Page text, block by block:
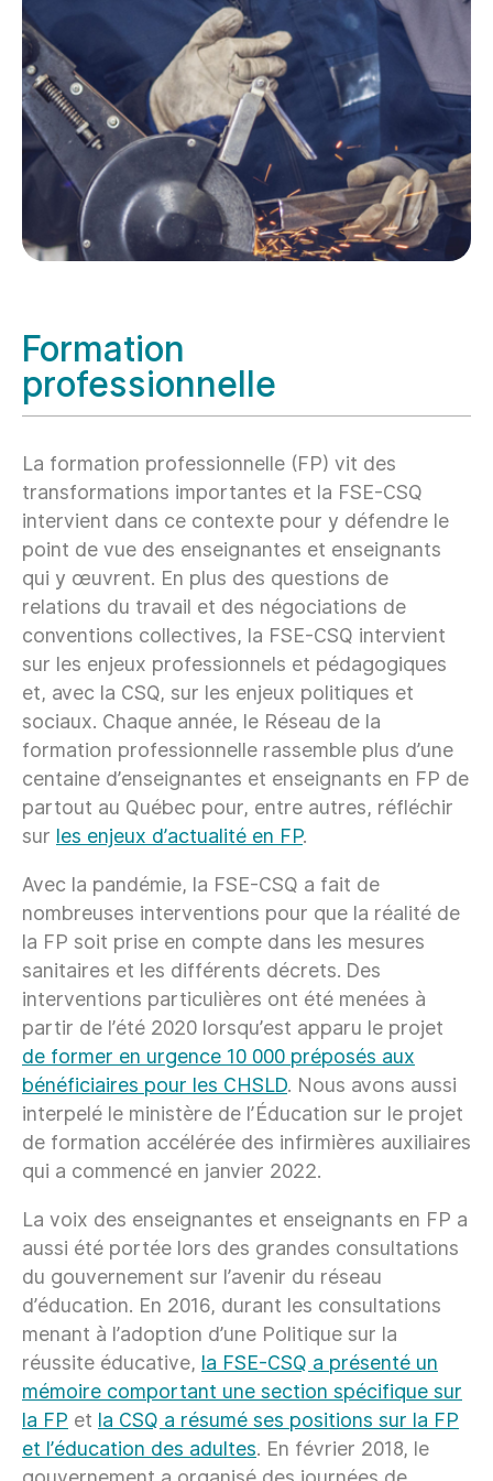
Formation
professionnelle
La formation professionnelle (FP) vit des
transformations importantes et la FSE-CSQ
intervient dans ce contexte pour y défendre le
point de vue des enseignantes et enseignants
qui y œuvrent. En plus des questions de
relations du travail et des négociations de
conventions collectives, la FSE-CSQ intervient
sur les enjeux professionnels et pédagogiques
et, avec la CSQ, sur les enjeux politiques et
sociaux. Chaque année, le Réseau de la
formation professionnelle rassemble plus d’une
centaine d’enseignantes et enseignants en FP de
partout au Québec pour, entre autres, réfléchir
sur les enjeux d’actualité en FP.
Avec la pandémie, la FSE-CSQ a fait de
nombreuses interventions pour que la réalité de
la FP soit prise en compte dans les mesures
sanitaires et les différents décrets. Des
interventions particulières ont été menées à
partir de l’été 2020 lorsqu’est apparu le projet
de former en urgence 10 000 préposés aux
bénéficiaires pour les CHSLD. Nous avons aussi
interpelé le ministère de l’Éducation sur le projet
de formation accélérée des infirmières auxiliaires
qui a commencé en janvier 2022.
La voix des enseignantes et enseignants en FP a
aussi été portée lors des grandes consultations
du gouvernement sur l’avenir du réseau
d’éducation. En 2016, durant les consultations
menant à l’adoption d’une Politique sur la
réussite éducative, la FSE-CSQ a présenté un
mémoire comportant une section spécifique sur
la FP et la CSQ a résumé ses positions sur la FP
et l’éducation des adultes. En février 2018, le